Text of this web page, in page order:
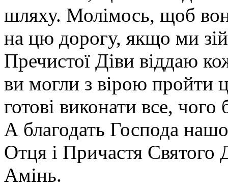
шляху. Молімось, щоб
на цю дорогу, якщо ми
Пречистої Діви віддаю
ви могли з вірою пройти
готові виконати все, чого
А благодать Господа
Отця і Причастя Святого
Амінь.